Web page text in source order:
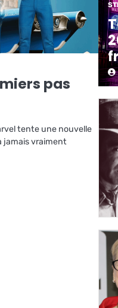
pas
tente une nouvelle
jamais vraiment